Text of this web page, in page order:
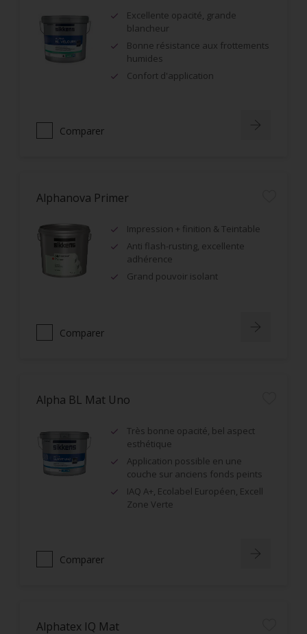
Excellente opacité, grande
blancheur
Bonne résistance aux frottements
humides
Confort d'application
Comparer
Alphanova Primer
Impression + finition & Teintable
Anti flash-rusting, excellente
adhérence
Grand pouvoir isolant
Comparer
Alpha BL Mat Uno
Très bonne opacité, bel aspect
esthétique
Application possible en une
couche sur anciens fonds peints
IAQ A+, Ecolabel Européen, Excell
Zone Verte
Comparer
Alphatex IQ Mat